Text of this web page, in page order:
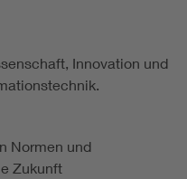
Innovation und
Normen und
Zukunft